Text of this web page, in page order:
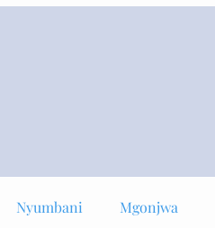
Nyumbani Mgonjwa